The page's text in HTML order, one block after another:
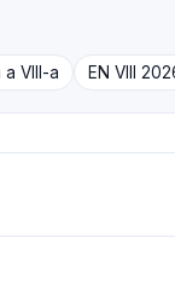
VIII-a EN VIII